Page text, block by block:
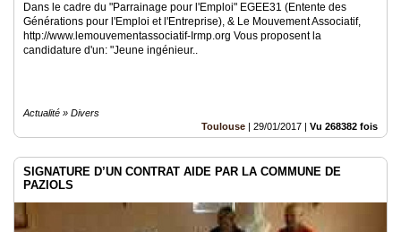
Dans le cadre du "Parrainage pour l'Emploi" EGEE31 (Entente des
Générations pour l'Emploi et l'Entreprise), & Le Mouvement Associatif,
http://www.lemouvementassociatif-Irmp.org Vous proposent la
candidature d'un: "Jeune ingénieur..
Actualité » Divers
Toulouse | 29/01/2017 | Vu 268382 fois
SIGNATURE D’UN CONTRAT AIDE PAR LA COMMUNE DE
PAZIOLS